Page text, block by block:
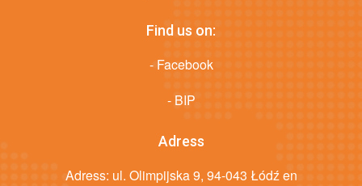
Find us on:
- Facebook
- BIP
Adress
Adress: ul. Olimpijska 9, 94-043 Łódź en